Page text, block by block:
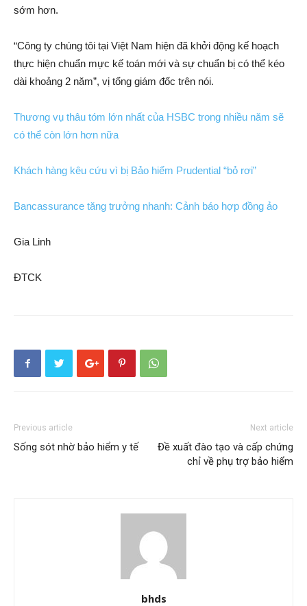
sớm hơn.
“Công ty chúng tôi tại Việt Nam hiện đã khởi động kế hoạch
thực hiện chuẩn mực kế toán mới và sự chuẩn bị có thể kéo
dài khoảng 2 năm”, vị tổng giám đốc trên nói.
Thương vụ thâu tóm lớn nhất của HSBC trong nhiều năm sẽ
có thể còn lớn hơn nữa
Khách hàng kêu cứu vì bị Bảo hiểm Prudential “bỏ rơi”
Bancassurance tăng trưởng nhanh: Cảnh báo hợp đồng ảo
Gia Linh
ĐTCK
Previous article
Sống sót nhờ bảo hiểm y tế
Next article
Đề xuất đào tạo và cấp chứng
chỉ về phụ trợ bảo hiểm
bhds